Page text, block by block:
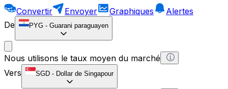
Convertir Envoyer Graphiques
Alertes
De
PYG - Guarani paraguayen
Nous utilisons le taux moyen du marché
Vers
SGD - Dollar de Singapour